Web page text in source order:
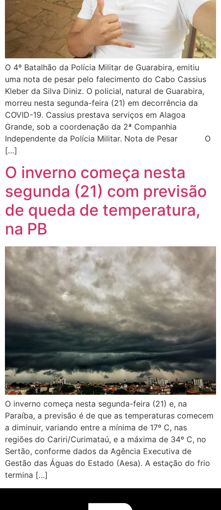
O 4º Batalhão da Polícia Militar de Guarabira, emitiu
uma nota de pesar pelo falecimento do Cabo Cassius
Kleber da Silva Diniz. O policial, natural de Guarabira,
morreu nesta segunda-feira (21) em decorrência da
COVID-19. Cassius prestava serviços em Alagoa
Grande, sob a coordenação da 2ª Companhia
Independente da Polícia Militar. Nota de Pesar O
[…]
O inverno começa nesta
segunda (21) com previsão
de queda de temperatura,
na PB
O inverno começa nesta segunda-feira (21) e, na
Paraíba, a previsão é de que as temperaturas comecem
a diminuir, variando entre a mínima de 17º C, nas
regiões do Cariri/Curimataú, e a máxima de 34º C, no
Sertão, conforme dados da Agência Executiva de
Gestão das Águas do Estado (Aesa). A estação do frio
termina […]